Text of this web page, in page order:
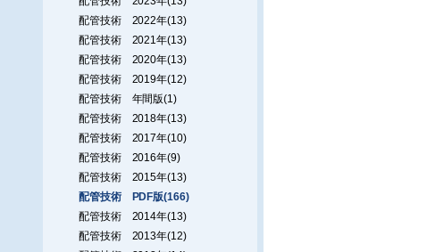
配管技術 2022年(13)
配管技術 2021年(13)
配管技術 2020年(13)
配管技術 2019年(12)
配管技術 年間版(1)
配管技術 2018年(13)
配管技術 2017年(10)
配管技術 2016年(9)
配管技術 2015年(13)
配管技術 PDF版(166)
配管技術 2014年(13)
配管技術 2013年(12)